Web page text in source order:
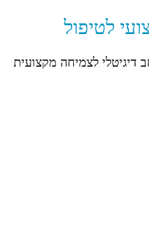
לטיפול
דיגיטלי לצמיחה מקצועית